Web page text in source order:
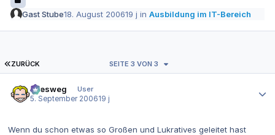
Gast Stube18. August 200619 j inAusbildung im IT-Bereich
ERSTE SEITE
ZURÜCK SEITE 3 VON 3
allesweg
User
5. September 200619 j
Wenn du schon etwas so Großen und Lukratives geleitet hast